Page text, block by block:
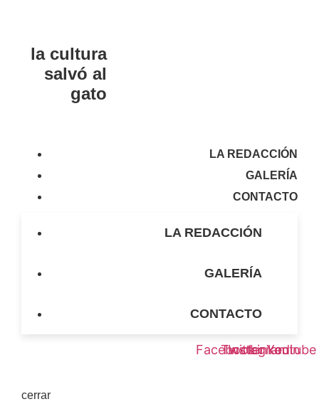
la cultura
salvó al
gato
LA REDACCIÓN
GALERÍA
CONTACTO
LA REDACCIÓN
GALERÍA
CONTACTO
Facebook
Twitter
Instagram
Linkedin
Youtube
cerrar